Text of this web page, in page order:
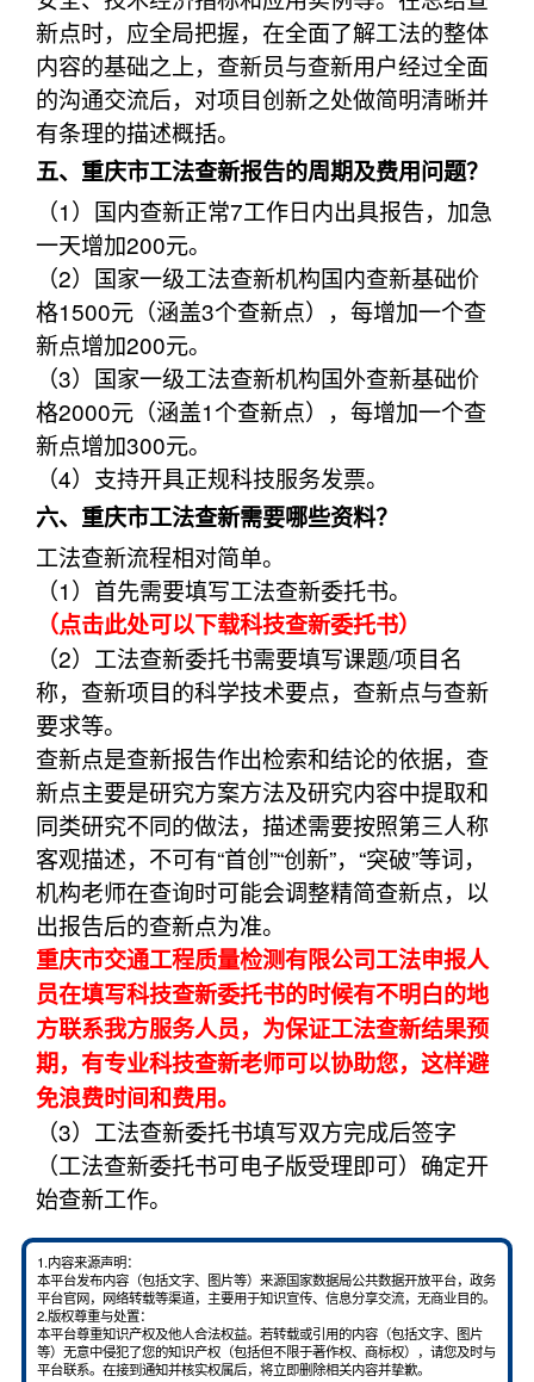
新点时，应全局把握，在全面了解工法的整体
内容的基础之上，查新员与查新用户经过全面
的沟通交流后，对项目创新之处做简明清晰并
有条理的描述概括。
五、重庆市工法查新报告的周期及费用问题？
（1）国内查新正常7工作日内出具报告，加急
一天增加200元。
（2）国家一级工法查新机构国内查新基础价
格1500元（涵盖3个查新点），每增加一个查
新点增加200元。
（3）国家一级工法查新机构国外查新基础价
格2000元（涵盖1个查新点），每增加一个查
新点增加300元。
（4）支持开具正规科技服务发票。
六、重庆市工法查新需要哪些资料？
工法查新流程相对简单。
（1）首先需要填写工法查新委托书。
（点击此处可以下载科技查新委托书）
（2）工法查新委托书需要填写课题/项目名
称，查新项目的科学技术要点，查新点与查新
要求等。
查新点是查新报告作出检索和结论的依据，查
新点主要是研究方案方法及研究内容中提取和
同类研究不同的做法，描述需要按照第三人称
客观描述，不可有“首创”“创新”，“突破”等词，
机构老师在查询时可能会调整精简查新点，以
出报告后的查新点为准。
重庆市交通工程质量检测有限公司工法申报人
员在填写科技查新委托书的时候有不明白的地
方联系我方服务人员，为保证工法查新结果预
期，有专业科技查新老师可以协助您，这样避
免浪费时间和费用。
（3）工法查新委托书填写双方完成后签字
（工法查新委托书可电子版受理即可）确定开
始查新工作。
1.内容来源声明：
本平台发布内容（包括文字、图片等）来源国家数据局公共数据开放平台，政务
平台官网，网络转载等渠道，主要用于知识宣传、信息分享交流，无商业目的。
2.版权尊重与处置：
本平台尊重知识产权及他人合法权益。若转载或引用的内容（包括文字、图片
等）无意中侵犯了您的知识产权（包括但不限于著作权、商标权），请您及时与
平台联系。在接到通知并核实权属后，将立即删除相关内容并挚歉。